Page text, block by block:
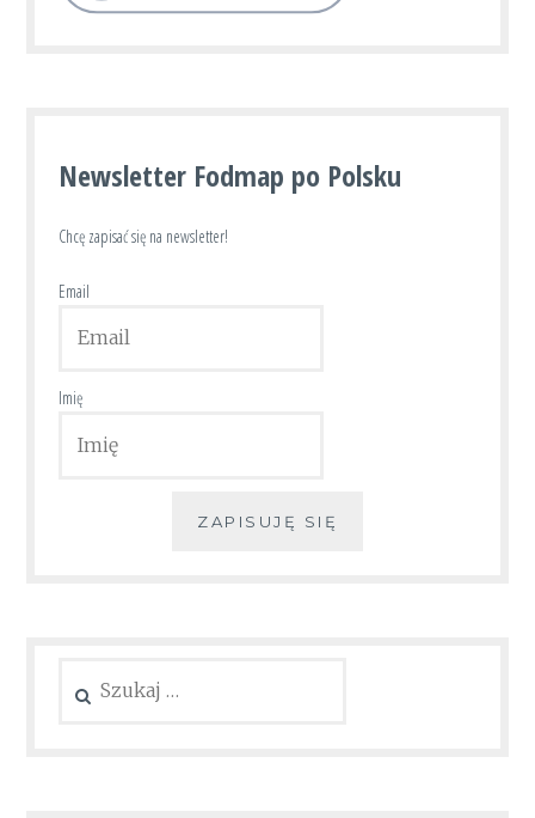
Newsletter Fodmap po Polsku
Chcę zapisać się na newsletter!
Email
Imię
ZAPISUJĘ SIĘ